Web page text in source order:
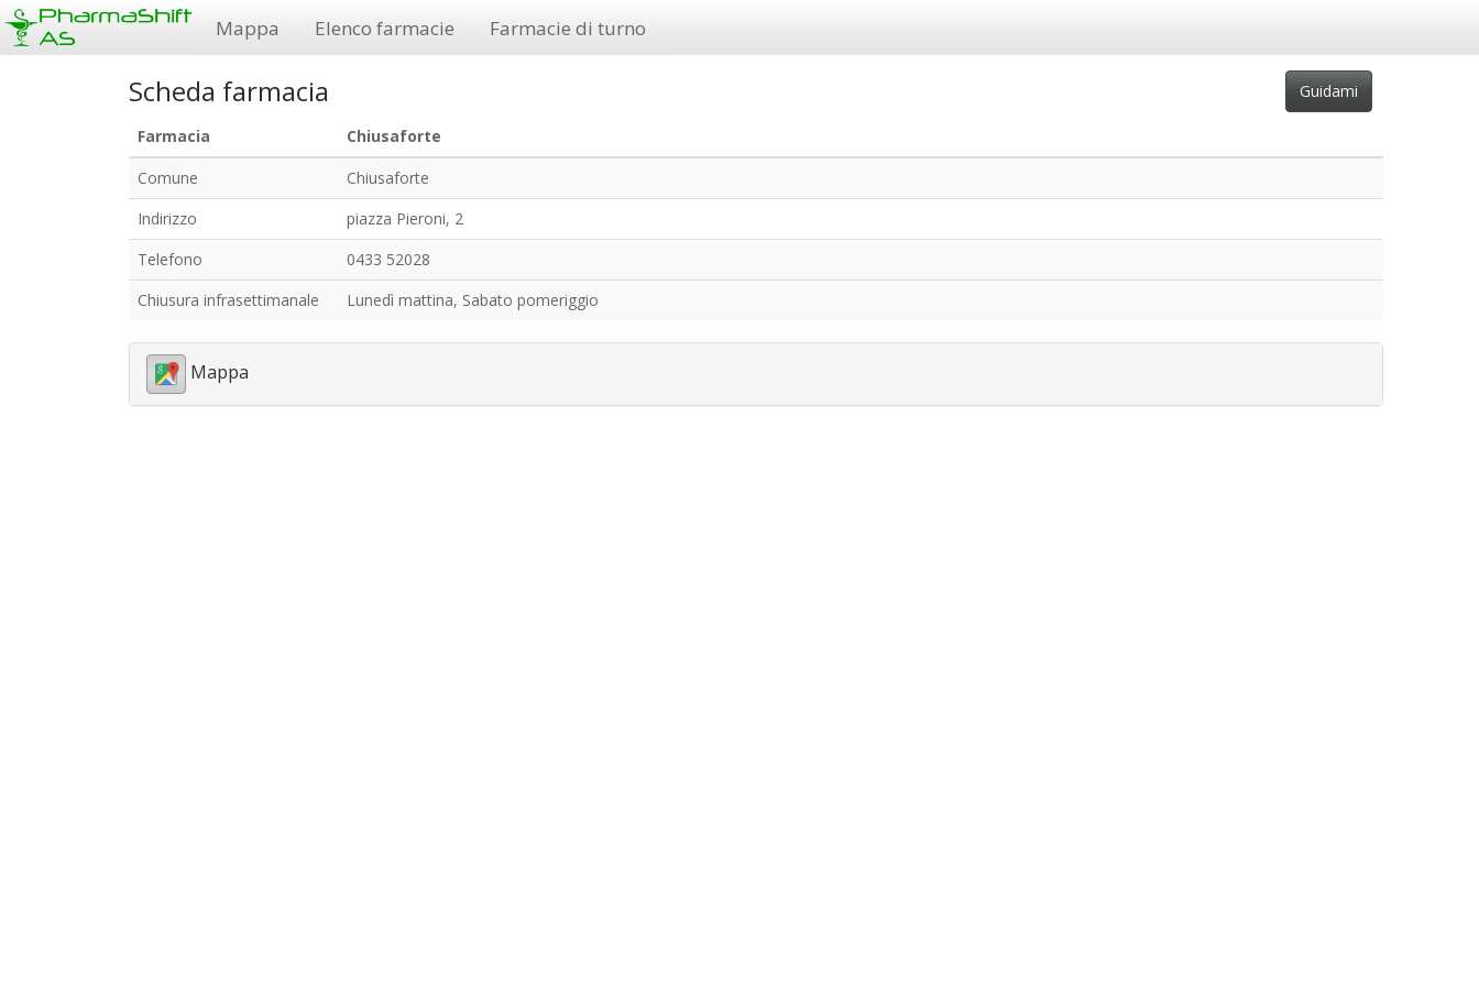
Mappa Elenco farmacie Farmacie di turno
Scheda farmacia
Farmacia
Chiusaforte
Comune
Chiusaforte
Indirizzo
piazza Pieroni, 2
Telefono
0433 52028
Chiusura infrasettimanale
Lunedì mattina, Sabato pomeriggio
Mappa